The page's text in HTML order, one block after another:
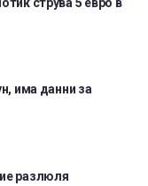
има данни за
разлюля